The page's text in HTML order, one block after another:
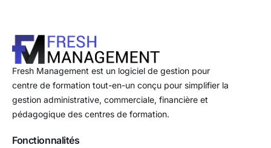
Fresh Management est un logiciel de gestion pour
centre de formation tout-en-un conçu pour simplifier la
gestion administrative, commerciale, financière et
pédagogique des centres de formation.
Fonctionnalités